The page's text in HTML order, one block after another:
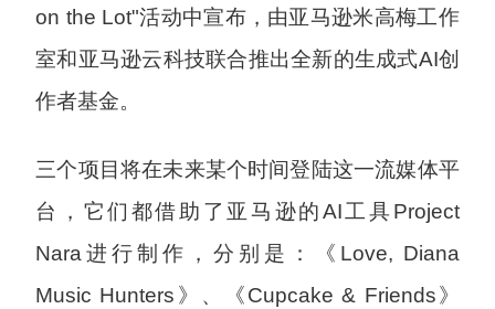
on the Lot"活动中宣布，由亚马逊米高梅工作
室和亚马逊云科技联合推出全新的生成式AI创
作者基金。
三个项目将在未来某个时间登陆这一流媒体平
台，它们都借助了亚马逊的AI工具Project
Nara进行制作，分别是：《Love, Diana
Music Hunters》、《Cupcake & Friends》